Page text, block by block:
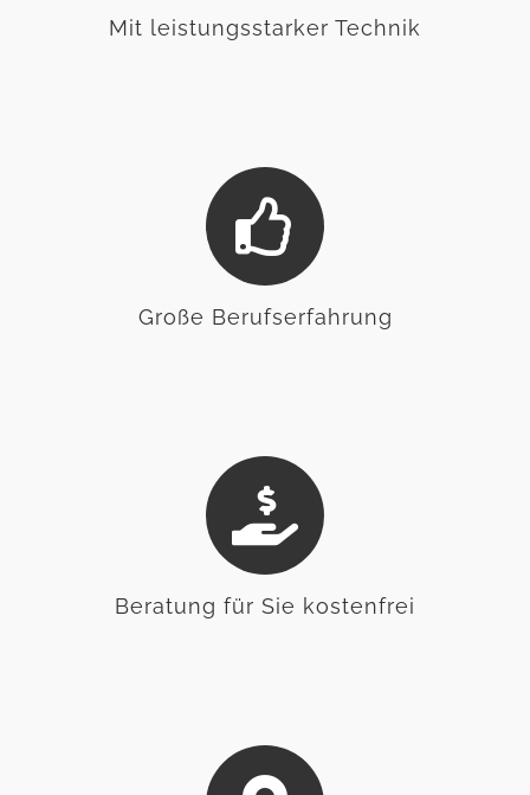
Mit leistungsstarker Technik
Große Berufserfahrung
Beratung für Sie kostenfrei